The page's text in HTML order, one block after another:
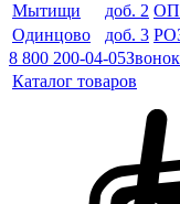
Мытищи
доб. 2
Одинцово
доб. 3
8 800 200-04-05
Каталог товаров